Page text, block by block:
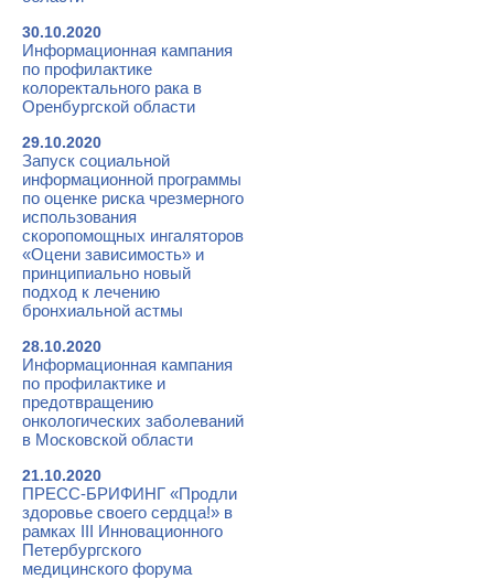
30.10.2020
Информационная кампания
по профилактике
колоректального рака в
Оренбургской области
29.10.2020
Запуск социальной
информационной программы
по оценке риска чрезмерного
использования
скоропомощных ингаляторов
«Оцени зависимость» и
принципиально новый
подход к лечению
бронхиальной астмы
28.10.2020
Информационная кампания
по профилактике и
предотвращению
онкологических заболеваний
в Московской области
21.10.2020
ПРЕСС-БРИФИНГ «Продли
здоровье своего сердца!» в
рамках III Инновационного
Петербургского
медицинского форума